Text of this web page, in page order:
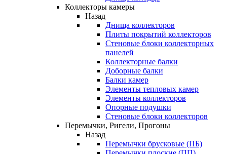
Коллекторы камеры
Назад
Днища коллекторов
Плиты покрытий коллекторов
Стеновые блоки коллекторных
панелей
Коллекторные балки
Доборные балки
Балки камер
Элементы тепловых камер
Элементы коллекторов
Опорные подушки
Стеновые блоки коллекторов
Перемычки, Ригели, Прогоны
Назад
Перемычки брусковые (ПБ)